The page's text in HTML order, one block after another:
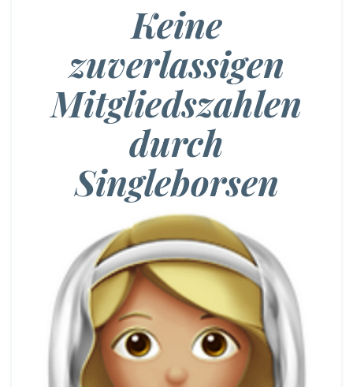
Keine
zuverlassigen
Mitgliedszahlen
durch
Singleborsen